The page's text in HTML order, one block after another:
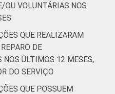
OU VOLUNTÁRIAS NOS
QUE REALIZARAM
DE
NOS ÚLTIMOS 12 MESES,
DO SERVIÇO
QUE POSSUEM